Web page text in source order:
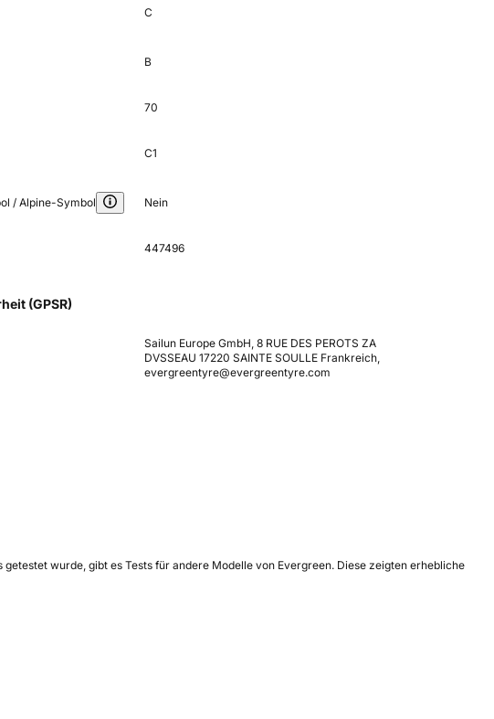
C
B
70
C1
/ Alpine-Symbol Nein
447496
(GPSR)
Sailun Europe GmbH, 8 RUE DES PEROTS ZA
DVSSEAU 17220 SAINTE SOULLE Frankreich,
evergreentyre@evergreentyre.com
wurde, gibt es Tests für andere Modelle von Evergreen. Diese zeigten erhebliche